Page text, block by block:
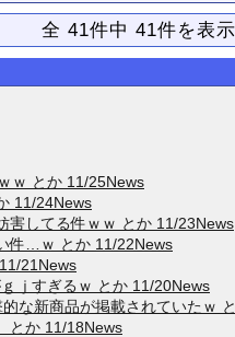
全 41件中 41件を表
ｗ とか 11/25News
11/24News
害してる件ｗｗ とか 11/23News
件…ｗ とか 11/22News
21News
ｊすぎるｗ とか 11/20News
な新商品が掲載されていたｗ
とか 11/18News